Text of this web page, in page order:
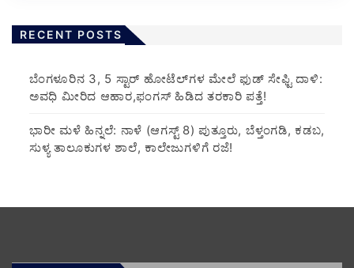
RECENT POSTS
​ಬೆಂಗಳೂರಿನ 3, 5 ಸ್ಟಾರ್ ಹೋಟೆಲ್‌ಗಳ ಮೇಲೆ ಫುಡ್ ಸೇಫ್ಟಿ ದಾಳಿ:
ಅವಧಿ ಮೀರಿದ ಆಹಾರ,ಫಂಗಸ್ ಹಿಡಿದ ತರಕಾರಿ ಪತ್ತೆ!
​ಭಾರೀ ಮಳೆ ಹಿನ್ನಲೆ: ನಾಳೆ (ಆಗಸ್ಟ್ 8) ಪುತ್ತೂರು, ಬೆಳ್ತಂಗಡಿ, ಕಡಬ,
ಸುಳ್ಯ ತಾಲೂಕುಗಳ ಶಾಲೆ, ಕಾಲೇಜುಗಳಿಗೆ ರಜೆ!